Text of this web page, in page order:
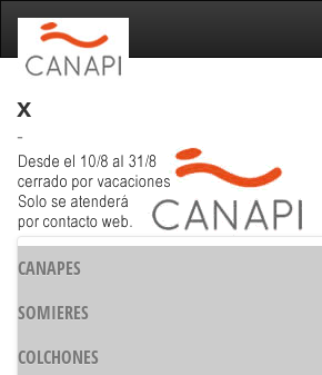
x
-
CANAPES
SOMIERES
COLCHONES